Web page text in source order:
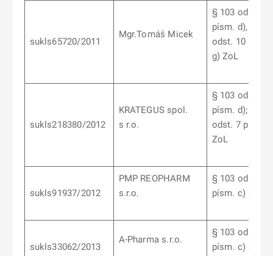
sukls65720/2011
Mgr.Tomáš Micek
§ 103 odst. 6
písm. d), § 103
odst. 10 písm.
g) ZoL
sukls218380/2012
KRATEGUS spol.
s r.o.
§ 103 odst. 6
písm. d); § 103
odst. 7 písm.
ZoL
sukls91937/2012
PMP REOPHARM
s.r.o.
§ 103 odst. 9
písm. c) ZoL
sukls33062/2013
A-Pharma s.r.o.
§ 103 odst. 6
písm. c) ZoL